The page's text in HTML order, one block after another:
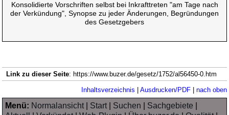
Konsolidierte Vorschriften selbst bei Inkrafttreten "am Tage nach
der Verkündung", Synopse zu jeder Änderungen, Begründungen
des Gesetzgebers
Link zu dieser Seite: https://www.buzer.de/gesetz/1752/al56450-0.htm
Inhaltsverzeichnis Ausdrucken/PDF| nach oben
Menü: Normalansicht| Start| Suchen Sachgebiete